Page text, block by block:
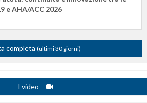
e AHA/ACC 2026
completa (ultimi 30 giorni)
I video